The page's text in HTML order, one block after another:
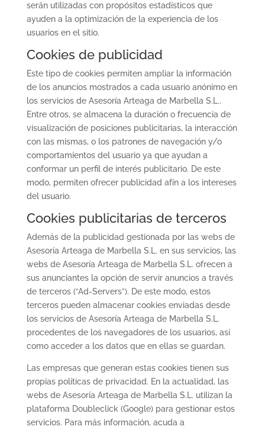
serán utilizadas con propósitos estadísticos que
ayuden a la optimización de la experiencia de los
usuarios en el sitio.
Cookies de publicidad
Este tipo de cookies permiten ampliar la información
de los anuncios mostrados a cada usuario anónimo en
los servicios de Asesoría Arteaga de Marbella S.L..
Entre otros, se almacena la duración o frecuencia de
visualización de posiciones publicitarias, la interacción
con las mismas, o los patrones de navegación y/o
comportamientos del usuario ya que ayudan a
conformar un perfil de interés publicitario. De este
modo, permiten ofrecer publicidad afín a los intereses
del usuario.
Cookies publicitarias de terceros
Además de la publicidad gestionada por las webs de
Asesoría Arteaga de Marbella S.L. en sus servicios, las
webs de Asesoría Arteaga de Marbella S.L. ofrecen a
sus anunciantes la opción de servir anuncios a través
de terceros (“Ad-Servers”). De este modo, estos
terceros pueden almacenar cookies enviadas desde
los servicios de Asesoría Arteaga de Marbella S.L.
procedentes de los navegadores de los usuarios, así
como acceder a los datos que en ellas se guardan.
Las empresas que generan estas cookies tienen sus
propias políticas de privacidad. En la actualidad, las
webs de Asesoría Arteaga de Marbella S.L. utilizan la
plataforma Doubleclick (Google) para gestionar estos
servicios. Para más información, acuda a